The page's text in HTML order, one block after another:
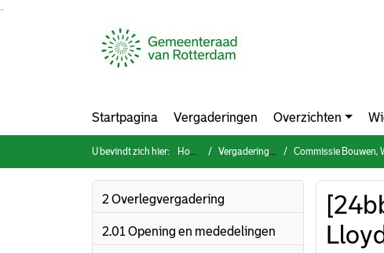
Startpagina Vergaderingen Overzichten
U bevindt zich hier: Home Vergaderingen Commissie Bouwen,
2 Overlegvergadering
2.01 Opening en mededelingen